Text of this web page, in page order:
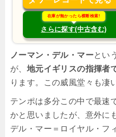
在庫が無かったら横断検索!
さらに探す(中古含む)
ノーマン・デル・マーとい
が、 地元イギリスの指揮者
ります。この威風堂々も凄
テンポは多分この中で最速
かと思いましたが、意外に
デル・マー＝ロイヤル・フ